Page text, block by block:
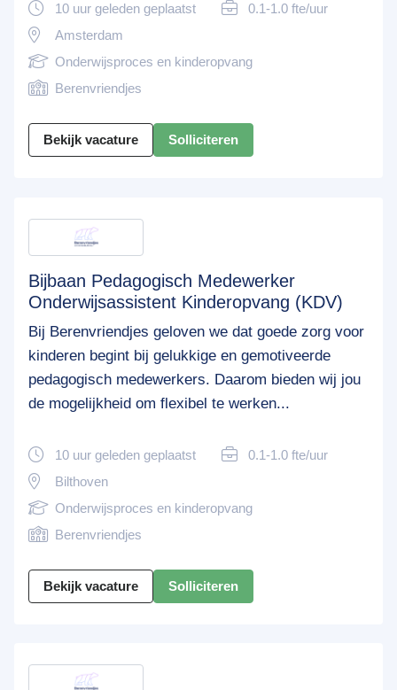
10 uur geleden geplaatst
0.1-1.0 fte/uur
Amsterdam
Onderwijsproces en kinderopvang
Berenvriendjes
Bekijk vacature Solliciteren
Bijbaan Pedagogisch Medewerker
Onderwijsassistent Kinderopvang (KDV)
Bij Berenvriendjes geloven we dat goede zorg voor
kinderen begint bij gelukkige en gemotiveerde
pedagogisch medewerkers. Daarom bieden wij jou
de mogelijkheid om flexibel te werken...
10 uur geleden geplaatst
0.1-1.0 fte/uur
Bilthoven
Onderwijsproces en kinderopvang
Berenvriendjes
Bekijk vacature Solliciteren